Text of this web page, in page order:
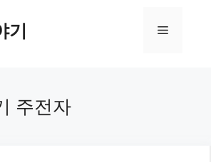
기 메
주전자